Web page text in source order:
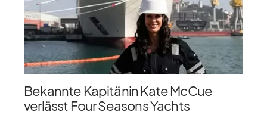
Bekannte Kapitänin Kate McCue
verlässt Four Seasons Yachts